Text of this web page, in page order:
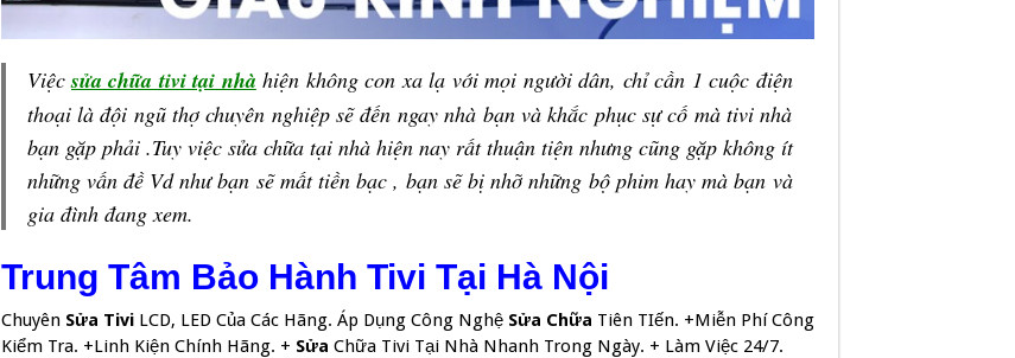
Việc sửa chữa tivi tại nhà hiện không con xa lạ với mọi người dân, chỉ cần 1 cuộc điện
thoại là đội ngũ thợ chuyên nghiệp sẽ đến ngay nhà bạn và khắc phục sự cố mà tivi nhà
bạn gặp phải .Tuy việc sửa chữa tại nhà hiện nay rất thuận tiện nhưng cũng gặp không ít
những vấn đề Vd như bạn sẽ mất tiền bạc , bạn sẽ bị nhỡ những bộ phim hay mà bạn và
gia đình đang xem.
Trung Tâm Bảo Hành Tivi Tại Hà Nội
Chuyên Sửa TiviLCD, LED Của Các Hãng. Áp Dụng Công Nghệ Sửa Chữa Tiên TIến. +Miễn Phí Công
Kiểm Tra. +Linh Kiện Chính Hãng. + Sửa Chữa Tivi Tại Nhà Nhanh Trong Ngày. + Làm Việc 24/7.